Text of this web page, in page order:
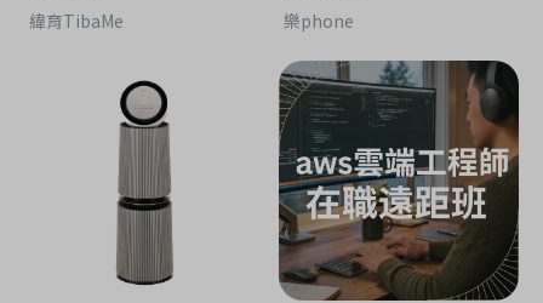
緯育TibaMe 樂phone